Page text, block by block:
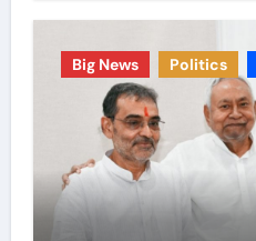
Big News Politics